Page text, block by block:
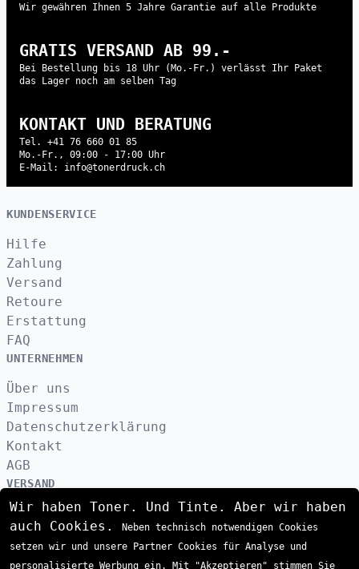
Wir gewähren Ihnen 5 Jahre Garantie auf alle Produkte
GRATIS VERSAND AB 99.-
Bei Bestellung bis 18 Uhr (Mo.-Fr.) verlässt Ihr Paket
das Lager noch am selben Tag
KONTAKT UND BERATUNG
Tel. +41 76 660 01 85
Mo.-Fr., 09:00 - 17:00 Uhr
E-Mail: info@tonerdruck.ch
KUNDENSERVICE
Hilfe
Zahlung
Versand
Retoure
Erstattung
FAQ
UNTERNEHMEN
Über uns
Impressum
Datenschutzerklärung
Kontakt
AGB
VERSAND
ZAHLUNGSARTEN
Wir haben Toner. Und Tinte. Aber wir haben
auch Cookies.
Neben technisch notwendigen Cookies
setzen wir und unsere Partner Cookies für Analyse und
personalisierte Werbung ein. Mit "Akzeptieren" stimmen Sie